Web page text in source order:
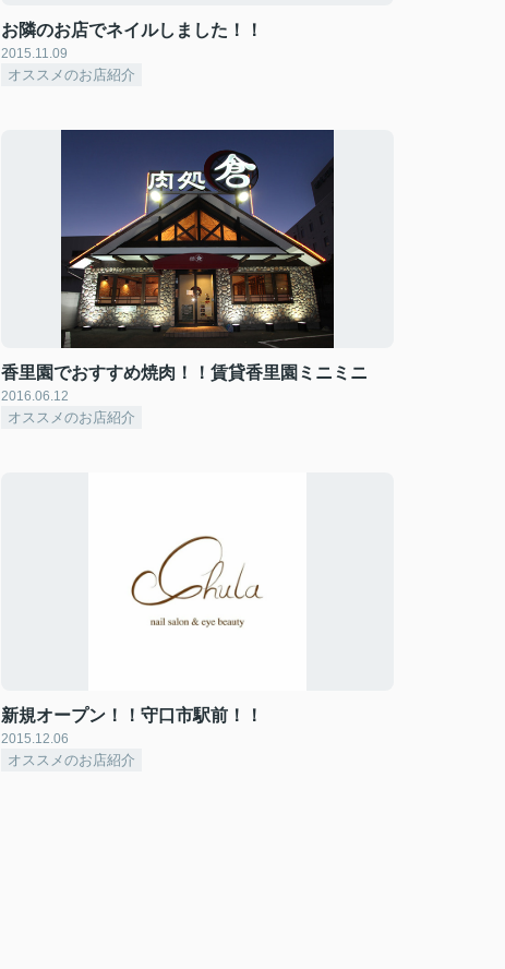
お隣のお店でネイルしました！！
2015.11.09
オススメのお店紹介
香里園でおすすめ焼肉！！賃貸香里園ミニミニ
2016.06.12
オススメのお店紹介
新規オープン！！守口市駅前！！
2015.12.06
オススメのお店紹介